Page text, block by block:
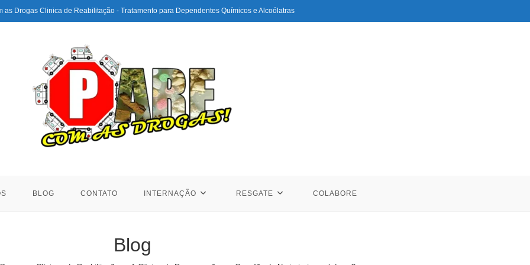
as Drogas Clinica de Reabilitação - Tratamento para Dependentes Químicos e Alcoólatras
BLOG CONTATO INTERNAÇÃO RESGATE COLABORE
Blog